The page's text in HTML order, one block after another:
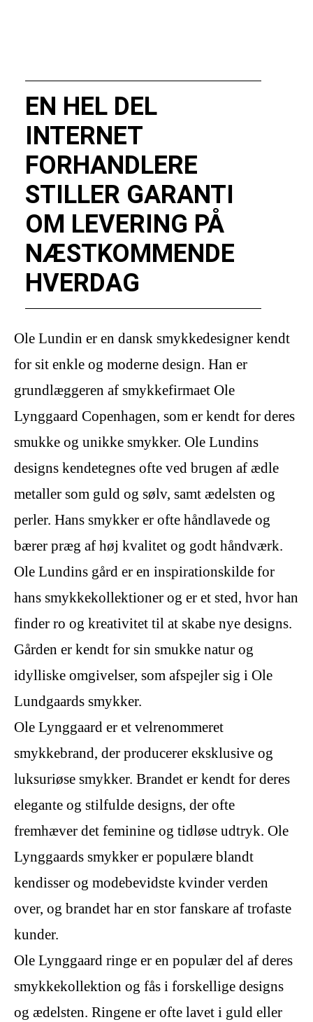
EN HEL DEL
INTERNET
FORHANDLERE
STILLER GARANTI
OM LEVERING PÅ
NÆSTKOMMENDE
HVERDAG
Ole Lundin er en dansk smykkedesigner kendt
for sit enkle og moderne design. Han er
grundlæggeren af smykkefirmaet Ole
Lynggaard Copenhagen, som er kendt for deres
smukke og unikke smykker. Ole Lundins
designs kendetegnes ofte ved brugen af ædle
metaller som guld og sølv, samt ædelsten og
perler. Hans smykker er ofte håndlavede og
bærer præg af høj kvalitet og godt håndværk.
Ole Lundins gård er en inspirationskilde for
hans smykkekollektioner og er et sted, hvor han
finder ro og kreativitet til at skabe nye designs.
Gården er kendt for sin smukke natur og
idylliske omgivelser, som afspejler sig i Ole
Lundgaards smykker.
Ole Lynggaard er et velrenommeret
smykkebrand, der producerer eksklusive og
luksuriøse smykker. Brandet er kendt for deres
elegante og stilfulde designs, der ofte
fremhæver det feminine og tidløse udtryk. Ole
Lynggaards smykker er populære blandt
kendisser og modebevidste kvinder verden
over, og brandet har en stor fanskare af trofaste
kunder.
Ole Lynggaard ringe er en populær del af deres
smykkekollektion og fås i forskellige designs
og ædelsten. Ringene er ofte lavet i guld eller